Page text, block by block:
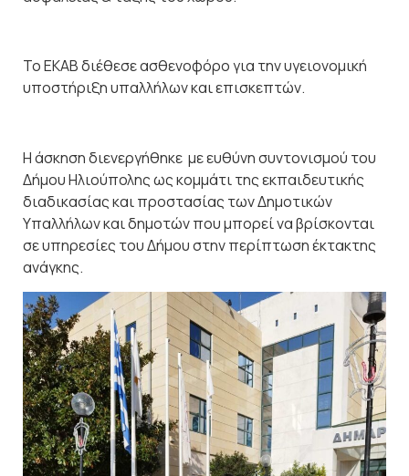
Το ΕΚΑΒ διέθεσε ασθενοφόρο για την υγειονομική
υποστήριξη υπαλλήλων και επισκεπτών.
Η άσκηση διενεργήθηκε με ευθύνη συντονισμού του
Δήμου Ηλιούπολης ως κομμάτι της εκπαιδευτικής
διαδικασίας και προστασίας των Δημοτικών
Υπαλλήλων και δημοτών που μπορεί να βρίσκονται
σε υπηρεσίες του Δήμου στην περίπτωση έκτακτης
ανάγκης.